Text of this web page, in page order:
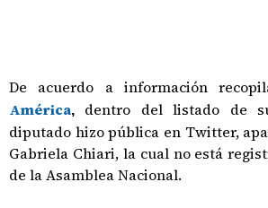
De acuerdo a información
América,
dentro del listado de
diputado hizo pública en Twitter,
Gabriela Chiari, la cual no está
de la Asamblea Nacional.